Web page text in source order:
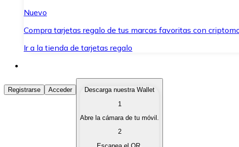
Nuevo
Compra tarjetas regalo de tus marcas favoritas con
Ir a la tienda de tarjetas regalo
Comprar Criptomonedas
Compra criptomonedas con diferentes métodos de pago.
Vende tus criptomonedas de forma rápida y segura.
Registrarse Acceder
Descarga nuestra Wallet
1
Abre la cámara de tu móvil.
2